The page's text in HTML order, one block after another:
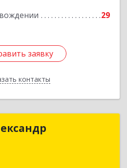
29
заявку
контакты
заявку
Назад
Дьяков Александр